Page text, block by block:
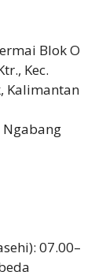
Blok O
Kec.
Kalimantan
Ngabang
07.00–